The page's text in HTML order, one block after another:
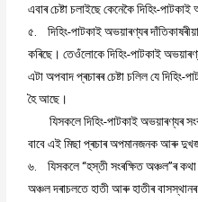
এবাৰ চেষ্টা চলাইছে কেনেকৈ দিহিং-
৫. দিহিং-পাটকাই অভয়াৰণ্যৰ
কৰিছে। তেওঁলোকে দিহিং-পাটকাই
এটা অপবাদ প্ৰচাৰৰ চেষ্টা চলিল যে
হৈ আছে।
যিসকলে দিহিং-পাটকাই অভয়াৰণ্যৰ
বাবে এই মিছা প্ৰচাৰ অপমানজনক আৰু
৬. যিসকলে “হস্তী সংৰক্ষিত অঞ্চল”ৰ
অঞ্চল দৰাচলতে হাতী আৰু হাতীৰ